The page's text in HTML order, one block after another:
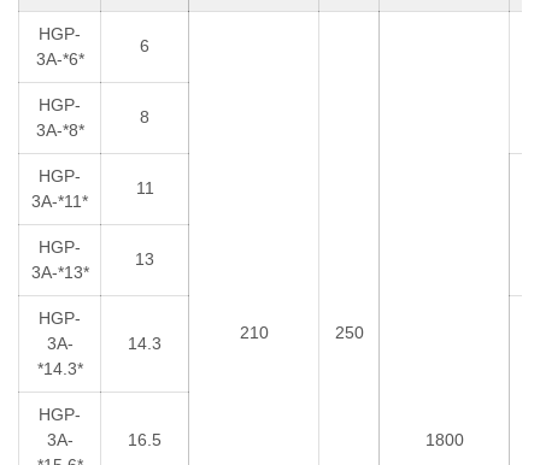
HGP-
3A-*6*
6
210 250
1800
HGP-
3A-*8*
8
HGP-
3A-*11*
11
HGP-
3A-*13*
13
HGP-
3A-
*14.3*
14.3
HGP-
3A-
16.5